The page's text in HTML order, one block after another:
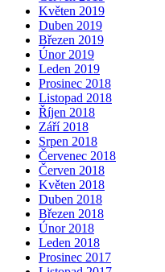
Květen 2019
Duben 2019
Březen 2019
Únor 2019
Leden 2019
Prosinec 2018
Listopad 2018
Říjen 2018
Září 2018
Srpen 2018
Červenec 2018
Červen 2018
Květen 2018
Duben 2018
Březen 2018
Únor 2018
Leden 2018
Prosinec 2017